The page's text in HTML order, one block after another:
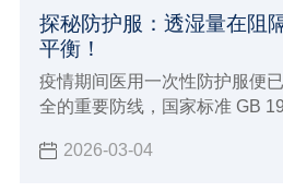
探秘防护服：透湿量在阻
平衡！
疫情期间医用一次性防护服便
全的重要防线，国家标准 GB
2026-03-04